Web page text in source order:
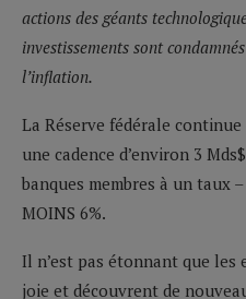
actions des géants
investissements sont
l’inflation.
La Réserve fédérale continue
une cadence d’environ 3
banques membres à un taux
MOINS 6%.
Il n’est pas étonnant que les
joie et découvrent de